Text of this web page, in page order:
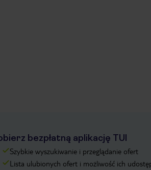
bezpłatną aplikację TUI
Szybkie wyszukiwanie i przeglądanie ofert
Lista ulubionych ofert i możliwość ich